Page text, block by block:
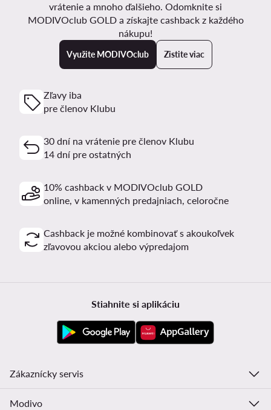
vrátenie a mnoho ďalšieho. Odomknite si
MODIVOclub GOLD a získajte cashback z každého
nákupu!
Využite MODIVOclub Zistite viac
Zľavy iba
pre členov Klubu
30 dní na vrátenie pre členov Klubu
14 dní pre ostatných
10% cashback v MODIVOclub GOLD
online, v kamenných predajniach, celoročne
Cashback je možné kombinovať s akoukoľvek
zľavovou akciou alebo výpredajom
Stiahnite si aplikáciu
Zákaznícky servis
Modivo